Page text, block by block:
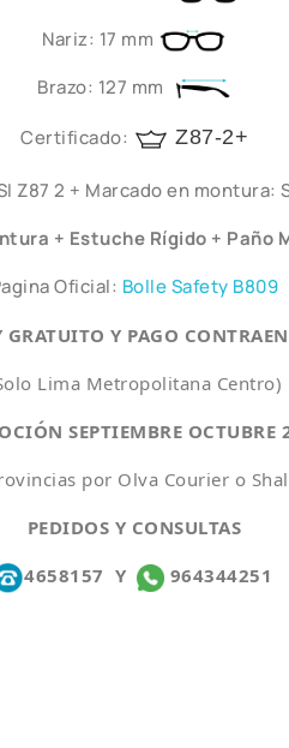
Nariz: 17 mm
Brazo: 127 mm
Certificado: Z87-2+
Z87 2 + Marcado en montura:
+ Estuche Rígido + Paño
Oficial: Bolle Safety B809
GRATUITO Y PAGO
Lima Metropolitana Centro)
SEPTIEMBRE OCTUBRE
por Olva Courier o
PEDIDOS Y CONSULTAS
4658157 Y 964344251